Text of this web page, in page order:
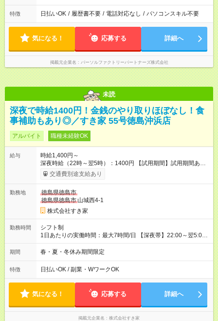
特徴 日払いOK / 履歴書不要 / 電話対応なし / パソコンスキル不要
気になる！ 応募する 詳細へ
掲載元企業名 パーソルファクトリーパートナーズ株式会社
未読
深夜で時給1400円！金銭のやり取りほぼなし！食
事補助もあり◎／すき家 55号徳島沖浜店
アルバイト 職種未経験OK
給与
時給1,400円～
深夜時給（22時～翌5時）：1400円 【試用期間】試用期間あり
試用期間の長さ：1ヶ月 雇用形態、給与は本採用時と同じです。
試用期間の実態は30日（※条件変更なし）ですが、切り上げで
同時給）
交通費別途支給あり
勤務地
徳島県徳島市
徳島県徳島市 山城西4-1
株式会社すき家
勤務時間
シフト制
1日あたりの実働時間：最大7時間/日 【深夜帯】22:00～翌5:00
週2日～・1日2h～OK◎ ※22:00から翌5:00までは18歳以上の方
のみ勤務可能です（18歳未満の深夜業務禁止のため） ★深夜で
す。 必ず、2名以上での勤務を行いますので、安心して働けま
す。
期間 春・夏・冬休み期間限定
特徴 日払いOK / 副業・WワークOK
気になる！ 応募する 詳細へ
掲載元企業名 株式会社すき家